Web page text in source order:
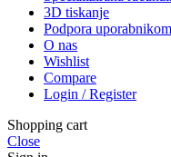
3D tiskanje
Podpora uporabnikom
O nas
Wishlist
Compare
Login / Register
Shopping cart
Close